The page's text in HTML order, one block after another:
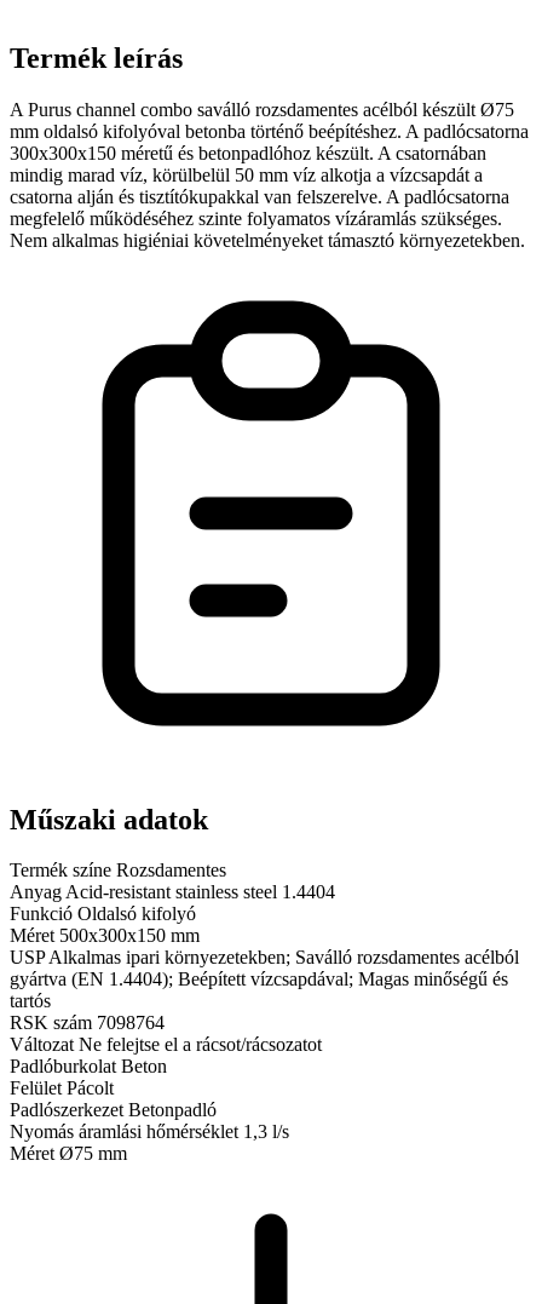
Termék leírás
A Purus channel combo saválló rozsdamentes acélból készült Ø75
mm oldalsó kifolyóval betonba történő beépítéshez. A padlócsatorna
300x300x150 méretű és betonpadlóhoz készült. A csatornában
mindig marad víz, körülbelül 50 mm víz alkotja a vízcsapdát a
csatorna alján és tisztítókupakkal van felszerelve. A padlócsatorna
megfelelő működéséhez szinte folyamatos vízáramlás szükséges.
Nem alkalmas higiéniai követelményeket támasztó környezetekben.
Műszaki adatok
Termék színe Rozsdamentes
AnyagAcid-resistant stainless steel 1.4404
Funkció Oldalsó kifolyó
Méret 500x300x150 mm
USPAlkalmas ipari környezetekben; Saválló rozsdamentes acélból
gyártva (EN 1.4404); Beépített vízcsapdával; Magas minőségű és
tartós
RSK szám 7098764
Változat Ne felejtse el a rácsot/rácsozatot
Padlóburkolat Beton
Felület Pácolt
Padlószerkezet Betonpadló
Nyomás áramlási hőmérséklet 1,3 l/s
Méret Ø75 mm